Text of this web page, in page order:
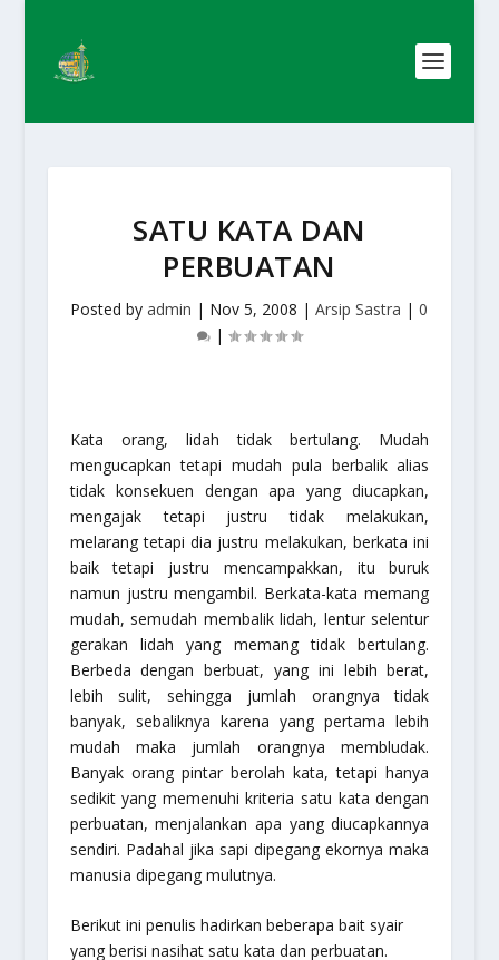
SATU KATA DAN
PERBUATAN
Posted byadmin | Nov 5, 2008 |Arsip Sastra |0
|
Kata orang, lidah tidak bertulang. Mudah
mengucapkan tetapi mudah pula berbalik alias
tidak konsekuen dengan apa yang diucapkan,
mengajak tetapi justru tidak melakukan,
melarang tetapi dia justru melakukan, berkata ini
baik tetapi justru mencampakkan, itu buruk
namun justru mengambil. Berkata-kata memang
mudah, semudah membalik lidah, lentur selentur
gerakan lidah yang memang tidak bertulang.
Berbeda dengan berbuat, yang ini lebih berat,
lebih sulit, sehingga jumlah orangnya tidak
banyak, sebaliknya karena yang pertama lebih
mudah maka jumlah orangnya membludak.
Banyak orang pintar berolah kata, tetapi hanya
sedikit yang memenuhi kriteria satu kata dengan
perbuatan, menjalankan apa yang diucapkannya
sendiri. Padahal jika sapi dipegang ekornya maka
manusia dipegang mulutnya.
Berikut ini penulis hadirkan beberapa bait syair
yang berisi nasihat satu kata dan perbuatan.